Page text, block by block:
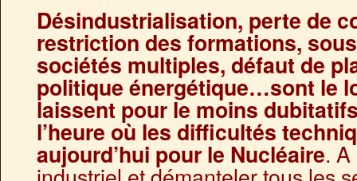
Désindustrialisation, perte de
restriction des formations,
sociétés multiples, défaut de
politique énergétique…sont le
laissent pour le moins
l’heure où les difficultés
aujourd’hui pour le Nucléaire.